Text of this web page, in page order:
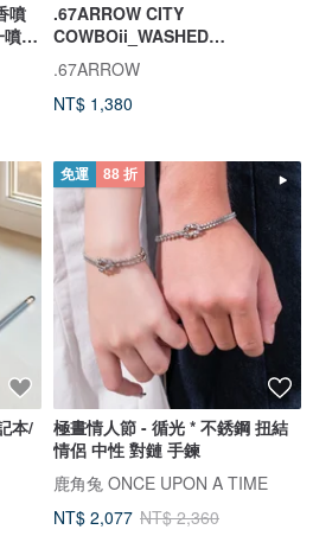
噴
即
.67ARROW CITY
COWBOii_WASHED
TEE_BLACK 重磅水洗T 黑色 短
袖 T
.67ARROW
NT$ 1,380
免運 88 折
極晝情人節 - 循光 * 不銹鋼 扭結
情侶 中性 對鏈 手鍊
鹿角兔 ONCE UPON A TIME
NT$ 2,077 NT$ 2,360